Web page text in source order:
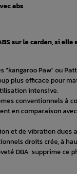
abs
sur le cardan, si
"kangaroo Paw" ou
plus efficace pour
intensive.
conventionnels à
en comparaison
et de vibration dues
droits crée, à
DBA supprime ce